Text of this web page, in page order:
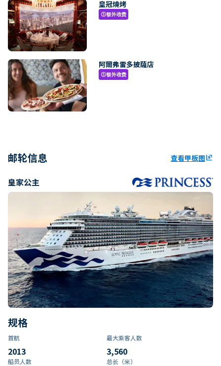
皇冠燒烤
paid额外收费
阿爾弗雷多披薩店
paid额外收费
邮轮信息 查看甲板图ungroup
皇家公主
规格
首航
2013
最大乘客人数
3,560
船员人数 总长（米）